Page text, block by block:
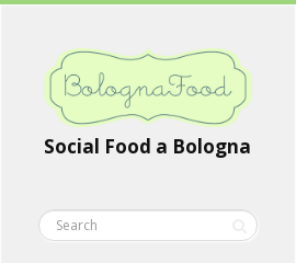
Social Food a Bologna